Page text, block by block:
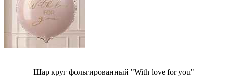
Шар круг фольгированный "With love for you"